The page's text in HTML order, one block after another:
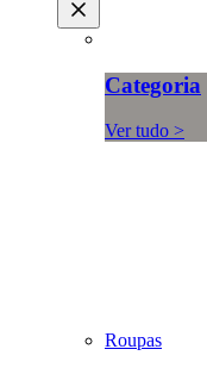
Categoria
Ver tudo >
Roupas